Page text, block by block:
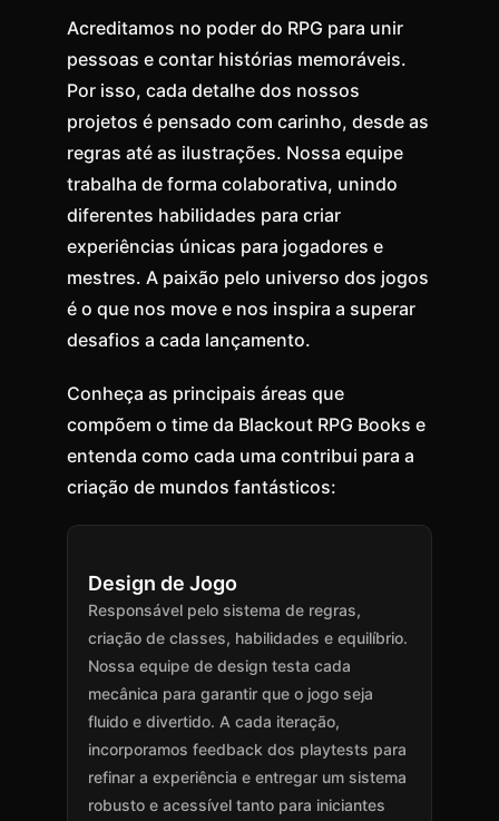
Acreditamos no poder do RPG para unir
pessoas e contar histórias memoráveis.
Por isso, cada detalhe dos nossos
projetos é pensado com carinho, desde as
regras até as ilustrações. Nossa equipe
trabalha de forma colaborativa, unindo
diferentes habilidades para criar
experiências únicas para jogadores e
mestres. A paixão pelo universo dos jogos
é o que nos move e nos inspira a superar
desafios a cada lançamento.
Conheça as principais áreas que
compõem o time da Blackout RPG Books e
entenda como cada uma contribui para a
criação de mundos fantásticos:
Design de Jogo
Responsável pelo sistema de regras,
criação de classes, habilidades e equilíbrio.
Nossa equipe de design testa cada
mecânica para garantir que o jogo seja
fluido e divertido. A cada iteração,
incorporamos feedback dos playtests para
refinar a experiência e entregar um sistema
robusto e acessível tanto para iniciantes